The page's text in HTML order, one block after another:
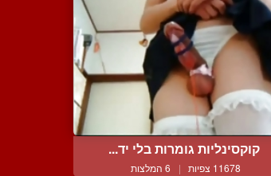
קוקסינליות גומרות בלי יד...
11678 צפיות | 6 המלצות